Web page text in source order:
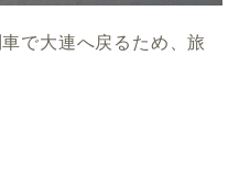
で大連へ戻るため、旅